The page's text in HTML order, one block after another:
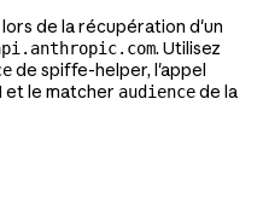
de la récupération d'un
. Utilisez
de spiffe-helper, l'appel
et le matcher audiencede la